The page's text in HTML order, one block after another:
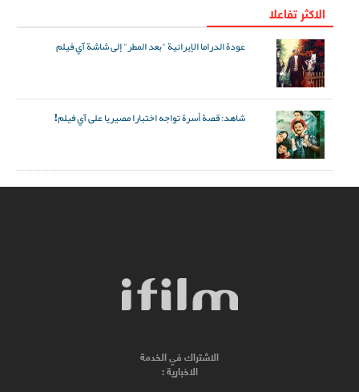
الاکثر تفاعلا
عودة الدراما الإيرانية "بعد المطر" إلى شاشة آي فيلم
شاهد: قصة أسرة تواجه اختبارا مصيريا على آي فيلم!
الاشتراك في الخدمة
الاخبارية :